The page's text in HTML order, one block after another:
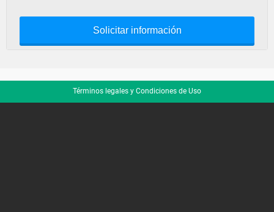
Solicitar información
Términos legales y Condiciones de Uso